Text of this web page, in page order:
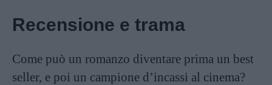
Recensione e trama
Come può un romanzo diventare prima un best
seller, e poi un campione d’incassi al cinema?